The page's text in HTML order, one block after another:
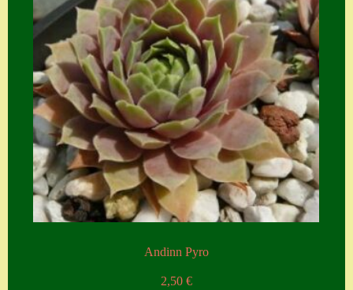
Widerrufsbelehru
ng
Zahlung
Zahlungs- &
Versandinfos
Zubehör
Zubehör
Andinn Pyro
2,50 €